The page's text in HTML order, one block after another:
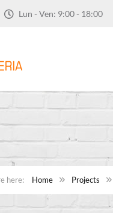
Lun - Ven: 9:00 - 18:00
Home Projects